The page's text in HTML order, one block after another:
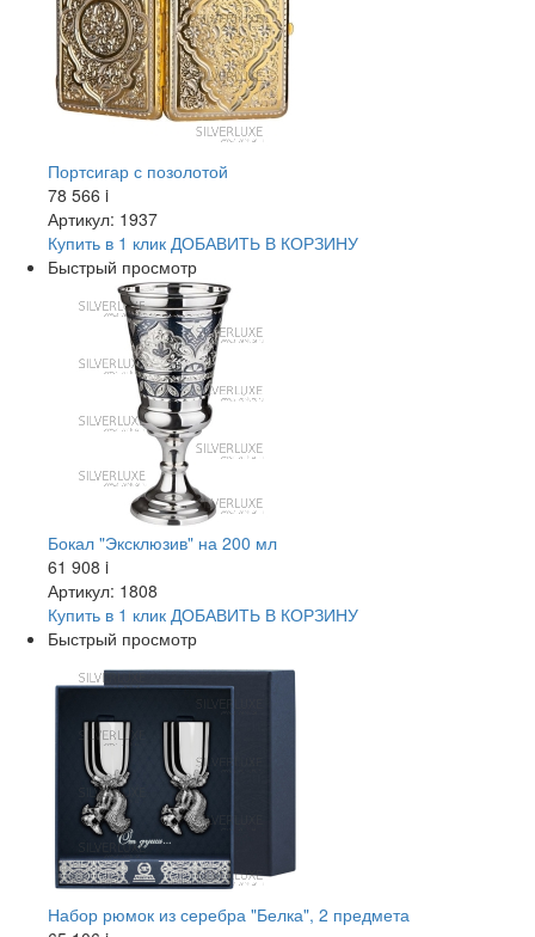
Портсигар с позолотой
78 566 i
Артикул: 1937
Купить в 1 клик ДОБАВИТЬ В КОРЗИНУ
Быстрый просмотр
Бокал "Эксклюзив" на 200 мл
61 908 i
Артикул: 1808
Купить в 1 клик ДОБАВИТЬ В КОРЗИНУ
Быстрый просмотр
Набор рюмок из серебра "Белка", 2 предмета